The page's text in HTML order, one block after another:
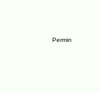
Permin